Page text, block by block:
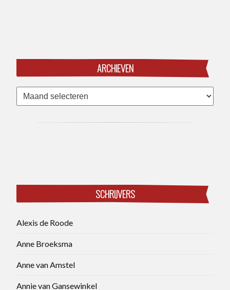
ARCHIEVEN
Archieven
SCHRIJVERS
Alexis de Roode
Anne Broeksma
Anne van Amstel
Annie van Gansewinkel